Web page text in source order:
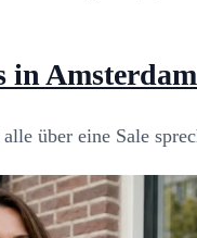
in
über eine Sale